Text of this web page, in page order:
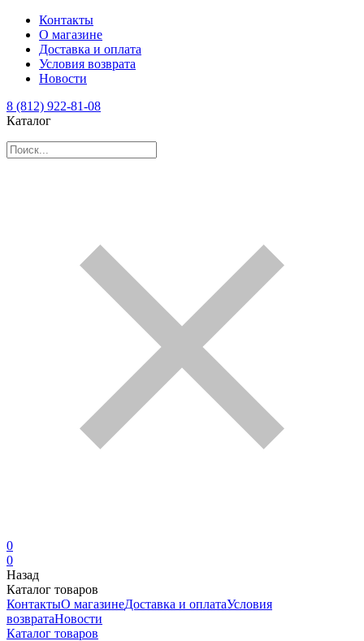
Контакты
О магазине
Доставка и оплата
Условия возврата
Новости
8 (812) 922-81-08
Каталог
0
0
Назад
Каталог товаров
КонтактыО магазинеДоставка и оплатаУсловия
возвратаНовости
Каталог товаров